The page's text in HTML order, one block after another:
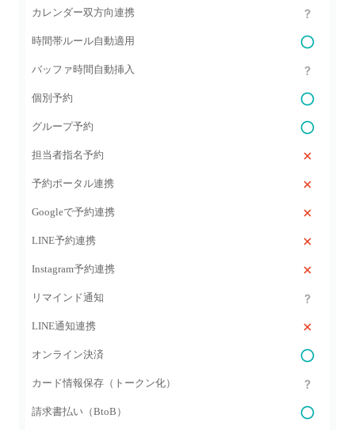
カレンダー双方向連携
時間帯ルール自動適用
バッファ時間自動挿入
個別予約
グループ予約
担当者指名予約
予約ポータル連携
Googleで予約連携
LINE予約連携
Instagram予約連携
リマインド通知
LINE通知連携
オンライン決済
カード情報保存（トークン化）
請求書払い（BtoB）